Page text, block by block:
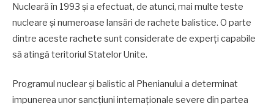
Nucleară în 1993 și a efectuat, de atunci, mai multe teste
nucleare și numeroase lansări de rachete balistice. O parte
dintre aceste rachete sunt considerate de experți capabile
să atingă teritoriul Statelor Unite.
Programul nuclear și balistic al Phenianului a determinat
impunerea unor sancțiuni internaționale severe din partea